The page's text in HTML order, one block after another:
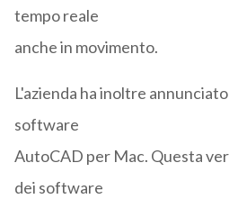
tempo reale
anche in movimento.
L'azienda ha inoltre
software
AutoCAD per Mac. Questa
dei software